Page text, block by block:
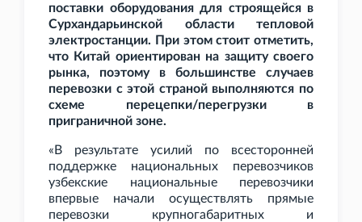
поставки оборудования для строящейся в
Сурхандарьинской области тепловой
электростанции. При этом стоит отметить,
что Китай ориентирован на защиту своего
рынка, поэтому в большинстве случаев
перевозки с этой страной выполняются по
схеме перецепки/перегрузки в
приграничной зоне.
«В результате усилий по всесторонней
поддержке национальных перевозчиков
узбекские национальные перевозчики
впервые начали осуществлять прямые
перевозки крупногабаритных и